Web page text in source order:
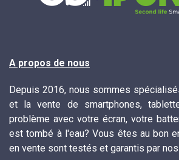
A propos de nous
Depuis 2016, nous sommes
et la vente de smartphones,
problème avec votre écran, votre
est tombé à l'eau? Vous êtes au bon
en vente sont testés et garantis par